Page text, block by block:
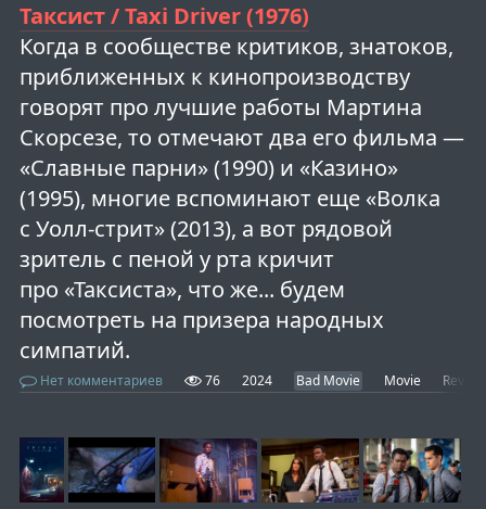
Таксист / Taxi Driver (1976)
Когда в сообществе критиков, знатоков,
приближенных к кинопроизводству
говорят про лучшие работы Мартина
Скорсезе, то отмечают два его фильма —
«Славные парни» (1990) и «Казино»
(1995), многие вспоминают еще «Волка
с Уолл-стрит» (2013), а вот рядовой
зритель с пеной у рта кричит
про «Таксиста», что же... будем
посмотреть на призера народных
симпатий.
Нет комментариев 76 2024 Bad Movie Movie Review